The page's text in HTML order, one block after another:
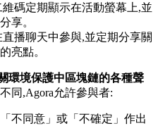
碼定期顯示在活動螢幕上,並
享。
播聊天中參與,並定期分享關
亮點。
環境保護中區塊鏈的各種聲
同,Agora允許參與者:
不同意」或「不確定」作出